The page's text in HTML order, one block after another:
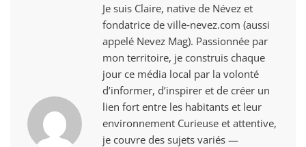
Je suis Claire, native de Névez et
fondatrice de ville‑nevez.com (aussi
appelé Nevez Mag). Passionnée par
mon territoire, je construis chaque
jour ce média local par la volonté
d’informer, d’inspirer et de créer un
lien fort entre les habitants et leur
environnement Curieuse et attentive,
je couvre des sujets variés —